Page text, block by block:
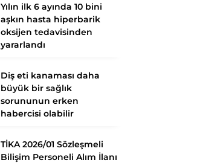
Yılın ilk 6 ayında 10 bini
aşkın hasta hiperbarik
oksijen tedavisinden
yararlandı
Diş eti kanaması daha
büyük bir sağlık
sorununun erken
habercisi olabilir
TİKA 2026/01 Sözleşmeli
Bilişim Personeli Alım İlanı